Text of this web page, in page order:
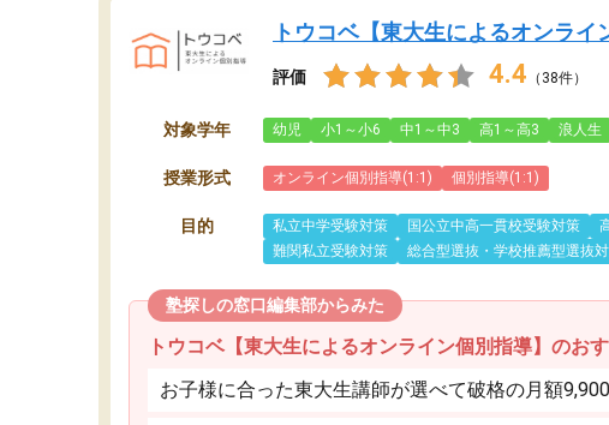
トウコベ【東大生によるオンライ
評価 4.4 （38件）
対象学年 幼児 小1～小6 中1～中3 高1～高3 浪人生
授業形式 オンライン個別指導(1:1) 個別指導(1:1)
目的 私立中学受験対策 国公立中高一貫校受験対策
難関私立受験対策
総合型選抜・学校推薦型選抜
塾探しの窓口編集部からみた
トウコベ【東大生によるオンライン個別指導】のお
お子様に合った東大生講師が選べて破格の月額9,900